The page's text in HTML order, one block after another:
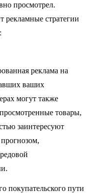
просмотрел.
рекламные стратегии
реклама на
ваших
могут также
товары,
заинтересуют
покупательского пути